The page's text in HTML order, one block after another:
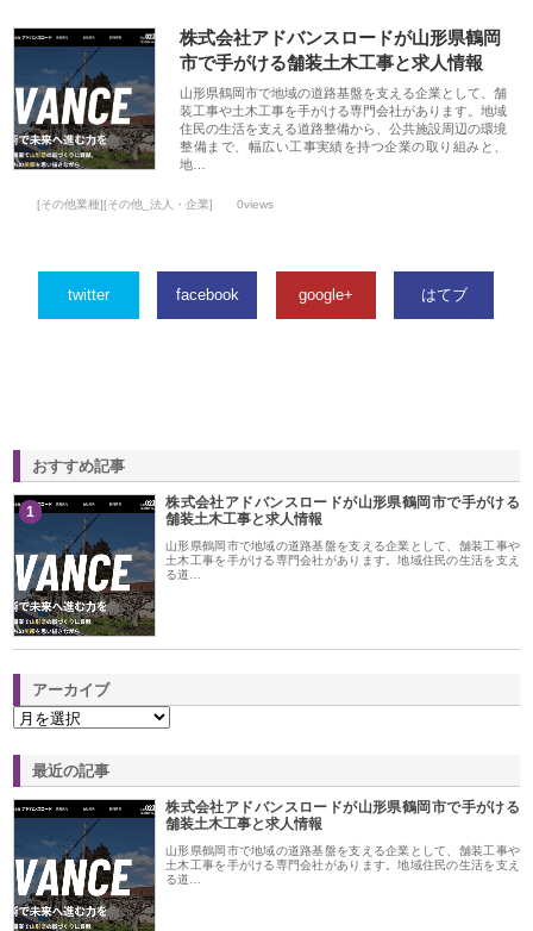
株式会社アドバンスロードが山形県鶴岡
市で手がける舗装土木工事と求人情報
山形県鶴岡市で地域の道路基盤を支える企業として、舗
装工事や土木工事を手がける専門会社があります。地域
住民の生活を支える道路整備から、公共施設周辺の環境
整備まで、幅広い工事実績を持つ企業の取り組みと、
地…
[その他業種][その他_法人・企業] 0views
twitter facebook google+ はてブ
おすすめ記事
1
株式会社アドバンスロードが山形県鶴岡市で手がける
舗装土木工事と求人情報
山形県鶴岡市で地域の道路基盤を支える企業として、舗装工事や
土木工事を手がける専門会社があります。地域住民の生活を支え
る道…
アーカイブ
最近の記事
株式会社アドバンスロードが山形県鶴岡市で手がける
舗装土木工事と求人情報
山形県鶴岡市で地域の道路基盤を支える企業として、舗装工事や
土木工事を手がける専門会社があります。地域住民の生活を支え
る道…